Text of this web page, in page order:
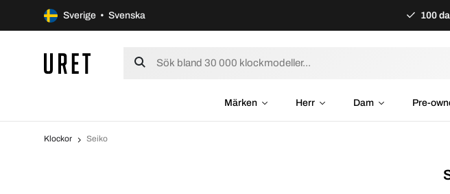
Sverige • Svenska 100
Märken Herr Dam Pre-
Klockor Seiko